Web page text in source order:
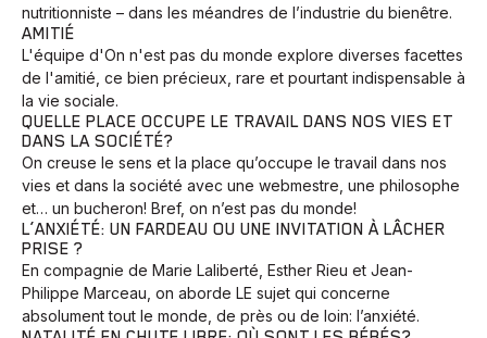
nutritionniste – dans les méandres de l’industrie du bienêtre.
AMITIÉ
L'équipe d'On n'est pas du monde explore diverses facettes
de l'amitié, ce bien précieux, rare et pourtant indispensable à
la vie sociale.
QUELLE PLACE OCCUPE LE TRAVAIL DANS NOS VIES ET
DANS LA SOCIÉTÉ?
On creuse le sens et la place qu’occupe le travail dans nos
vies et dans la société avec une webmestre, une philosophe
et… un bucheron! Bref, on n’est pas du monde!
L’ANXIÉTÉ: UN FARDEAU OU UNE INVITATION À LÂCHER
PRISE ?
En compagnie de Marie Laliberté, Esther Rieu et Jean-
Philippe Marceau, on aborde LE sujet qui concerne
absolument tout le monde, de près ou de loin: l’anxiété.